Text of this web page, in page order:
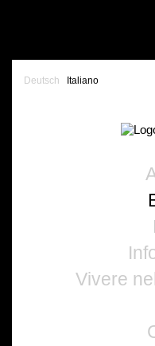
Deutsch Italiano
Vivere